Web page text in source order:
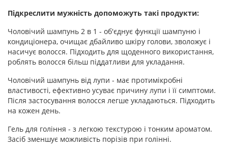
Підкреслити мужність допоможуть такі продукти:
Чоловічий шампунь 2 в 1 - об'єднує функції шампуню і
кондиціонера, очищає дбайливо шкіру голови, зволожує і
насичує волосся. Підходить для щоденного використання,
роблять волосся більш піддатливи для укладання.
Чоловічий шампунь від лупи - має протимікробні
властивості, ефективно усуває причину лупи і її симптоми.
Після застосування волосся легше укладаються. Підходить
на кожен день.
Гель для гоління - з легкою текстурою і тонким ароматом.
Засіб зменшує можливість порізів при голінні.